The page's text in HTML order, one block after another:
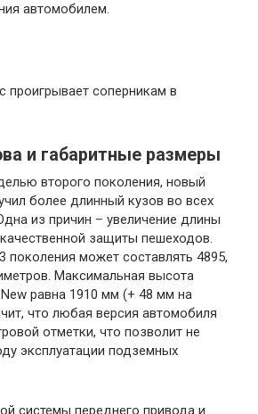
автомобилем.
проигрывает соперникам в
и габаритные размеры
второго поколения, новый
более длинный кузов во всех
из причин – увеличение длины
защиты пешеходов.
поколения может составлять 4895,
Максимальная высота
равна 1910 мм (+ 48 мм на
что любая версия автомобиля
отметки, что позволит не
эксплуатации подземных
системы переднего привода и